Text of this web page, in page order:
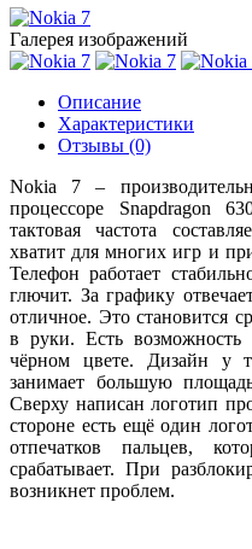
Галерея изображений
Описание
Характеристики
Отзывы (0)
Nokia 7 –
процессоре Snapdragon
тактовая частота
хватит для многих игр и
Телефон работает
глючит. За графику
отличное. Это становится
в руки. Есть
чёрном цвете. Дизайн у
занимает большую
Сверху написан логотип
стороне есть ещё один
отпечатков пальцев,
срабатывает. При
возникнет проблем.